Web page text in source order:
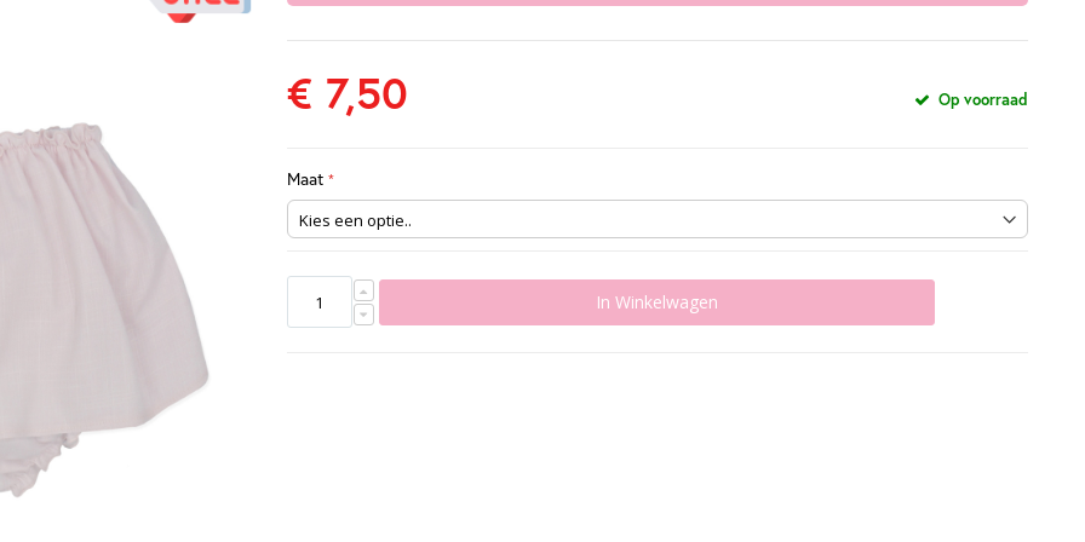
€ 7,50 Op voorraad
Maat
In Winkelwagen